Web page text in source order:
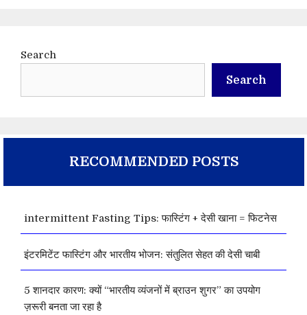
Search
Search
RECOMMENDED POSTS
intermittent Fasting Tips: फास्टिंग + देसी खाना = फिटनेस
इंटरमिटेंट फास्टिंग और भारतीय भोजन: संतुलित सेहत की देसी चाबी
5 शानदार कारण: क्यों “भारतीय व्यंजनों में ब्राउन शुगर” का उपयोग
ज़रूरी बनता जा रहा है